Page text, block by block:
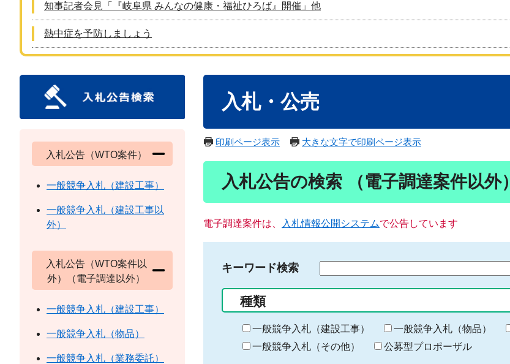
知事記者会見「『岐阜県 みんなの健康・福祉ひろば』開催」他
熱中症を予防しましょう
入札・公売
印刷ページ表示 大きな文字で印刷ページ表示
入札公告の検索 （電子調達案件以外）
電子調達案件は、 入札情報公開システムで公告しています
キーワード検索
る
キ
ー
種類
一般競争入札（建設工事） 一般競争入札（物品）
一般競争入札（その他）
公募型プロポーザル
入札公告（WTO案件）
一般競争入札（建設工事）
一般競争入札（建設工事以
外）
入札公告（WTO案件以
外）（電子調達以外）
一般競争入札（建設工事）
一般競争入札（物品）
一般競争入札（業務委託）